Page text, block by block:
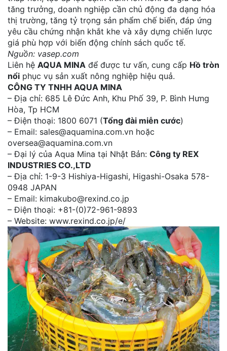
tăng trưởng, doanh nghiệp cần chủ động đa dạng hóa
thị trường, tăng tỷ trọng sản phẩm chế biến, đáp ứng
yêu cầu chứng nhận khắt khe và xây dựng chiến lược
giá phù hợp với biến động chính sách quốc tế.
Nguồn: vasep.com
Liên hệ AQUA MINA để được tư vấn, cung cấp Hồ tròn
nổi phục vụ sản xuất nông nghiệp hiệu quả.
CÔNG TY TNHH AQUA MINA
– Địa chỉ: 685 Lê Đức Anh, Khu Phố 39, P. Bình Hưng
Hòa, Tp HCM
– Điện thoại: 1800 6071 (Tổng đài miễn cước)
– Email: sales@aquamina.com.vn hoặc
oversea@aquamina.com.vn
– Đại lý của Aqua Mina tại Nhật Bản: Công ty REX
INDUSTRIES CO.,LTD
– Địa chỉ: 1-9-3 Hishiya-Higashi, Higashi-Osaka 578-
0948 JAPAN
– Email: kimakubo@rexind.co.jp
– Điện thoại: +81-(0)72-961-9893
– Website: www.rexind.co.jp/e/